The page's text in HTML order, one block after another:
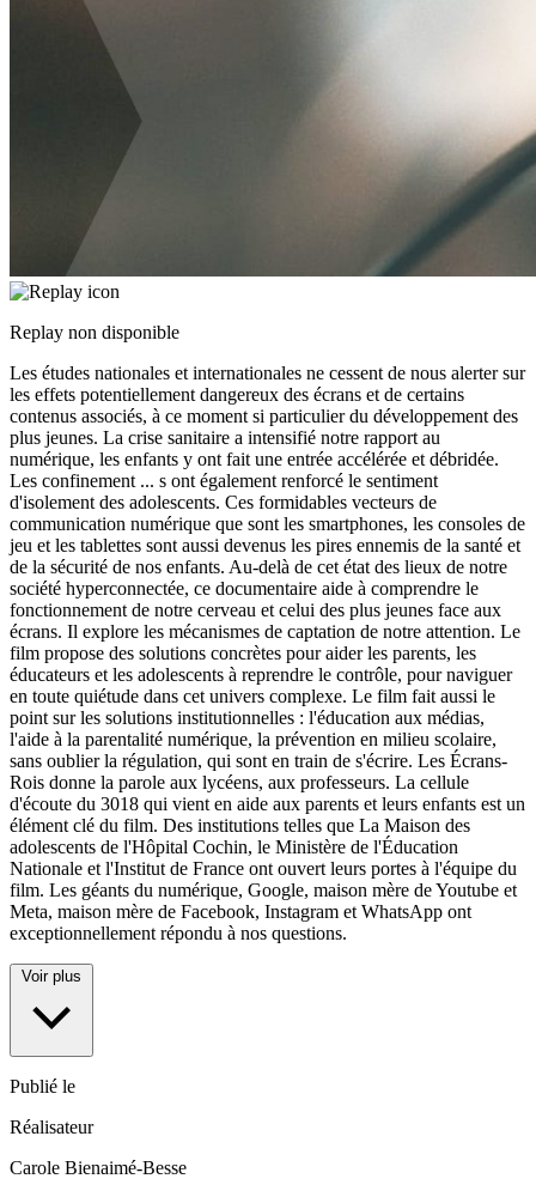
Replay non disponible
Les études nationales et internationales ne cessent de nous alerter sur
les effets potentiellement dangereux des écrans et de certains
contenus associés, à ce moment si particulier du développement des
plus jeunes. La crise sanitaire a intensifié notre rapport au
numérique, les enfants y ont fait une entrée accélérée et débridée.
Les confinement ... s ont également renforcé le sentiment
d'isolement des adolescents. Ces formidables vecteurs de
communication numérique que sont les smartphones, les consoles de
jeu et les tablettes sont aussi devenus les pires ennemis de la santé et
de la sécurité de nos enfants. Au-delà de cet état des lieux de notre
société hyperconnectée, ce documentaire aide à comprendre le
fonctionnement de notre cerveau et celui des plus jeunes face aux
écrans. Il explore les mécanismes de captation de notre attention. Le
film propose des solutions concrètes pour aider les parents, les
éducateurs et les adolescents à reprendre le contrôle, pour naviguer
en toute quiétude dans cet univers complexe. Le film fait aussi le
point sur les solutions institutionnelles : l'éducation aux médias,
l'aide à la parentalité numérique, la prévention en milieu scolaire,
sans oublier la régulation, qui sont en train de s'écrire. Les Écrans-
Rois donne la parole aux lycéens, aux professeurs. La cellule
d'écoute du 3018 qui vient en aide aux parents et leurs enfants est un
élément clé du film. Des institutions telles que La Maison des
adolescents de l'Hôpital Cochin, le Ministère de l'Éducation
Nationale et l'Institut de France ont ouvert leurs portes à l'équipe du
film. Les géants du numérique, Google, maison mère de Youtube et
Meta, maison mère de Facebook, Instagram et WhatsApp ont
exceptionnellement répondu à nos questions.
Voir plus
Publié le
Réalisateur
Carole Bienaimé-Besse